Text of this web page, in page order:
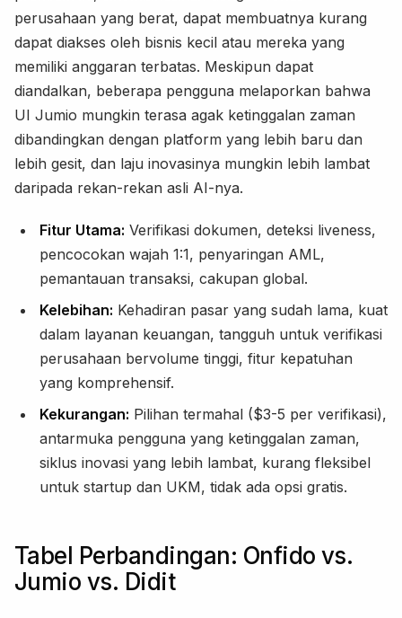
perusahaan yang berat, dapat membuatnya kurang
dapat diakses oleh bisnis kecil atau mereka yang
memiliki anggaran terbatas. Meskipun dapat
diandalkan, beberapa pengguna melaporkan bahwa
UI Jumio mungkin terasa agak ketinggalan zaman
dibandingkan dengan platform yang lebih baru dan
lebih gesit, dan laju inovasinya mungkin lebih lambat
daripada rekan-rekan asli AI-nya.
Fitur Utama: Verifikasi dokumen, deteksi liveness,
pencocokan wajah 1:1, penyaringan AML,
pemantauan transaksi, cakupan global.
Kelebihan: Kehadiran pasar yang sudah lama, kuat
dalam layanan keuangan, tangguh untuk verifikasi
perusahaan bervolume tinggi, fitur kepatuhan
yang komprehensif.
Kekurangan: Pilihan termahal ($3-5 per verifikasi),
antarmuka pengguna yang ketinggalan zaman,
siklus inovasi yang lebih lambat, kurang fleksibel
untuk startup dan UKM, tidak ada opsi gratis.
Tabel Perbandingan: Onfido vs.
Jumio vs. Didit